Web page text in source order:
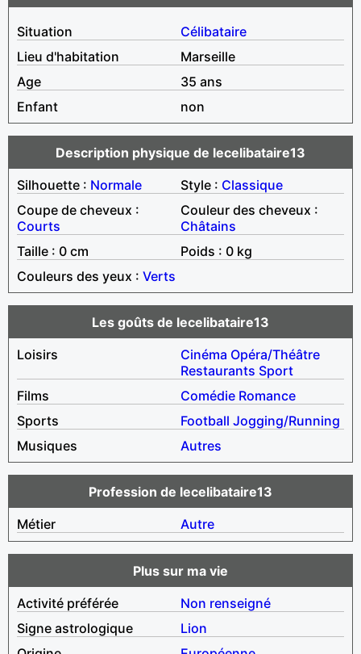
Situation
Célibataire
Lieu d'habitation
Marseille
Age
35 ans
Enfant
non
Description physique de lecelibataire13
Silhouette : Normale Style : Classique
Coupe de cheveux :
Courts
Couleur des cheveux :
Châtains
Taille : 0 cm
Poids : 0 kg
Couleurs des yeux : Verts
Les goûts de lecelibataire13
Loisirs
Cinéma Opéra/Théâtre
Restaurants Sport
Films
Comédie Romance
Sports
Football Jogging/Running
Musiques
Autres
Profession de lecelibataire13
Métier
Autre
Plus sur ma vie
Activité préférée
Non renseigné
Signe astrologique
Lion